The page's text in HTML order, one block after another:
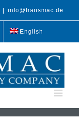
info@transmac.de
English